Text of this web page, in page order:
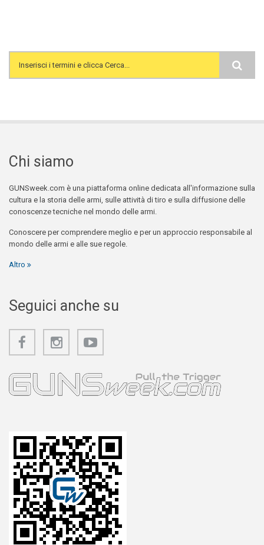
Search form
Chi siamo
GUNSweek.com è una piattaforma online dedicata all'informazione sulla
cultura e la storia delle armi, sulle attività di tiro e sulla diffusione delle
conoscenze tecniche nel mondo delle armi.
Conoscere per comprendere meglio e per un approccio responsabile al
mondo delle armi e alle sue regole.
Altro
Seguici anche su